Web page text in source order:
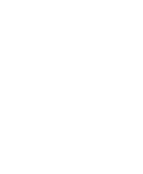
SRBIJU!
preko
"On će zauvek